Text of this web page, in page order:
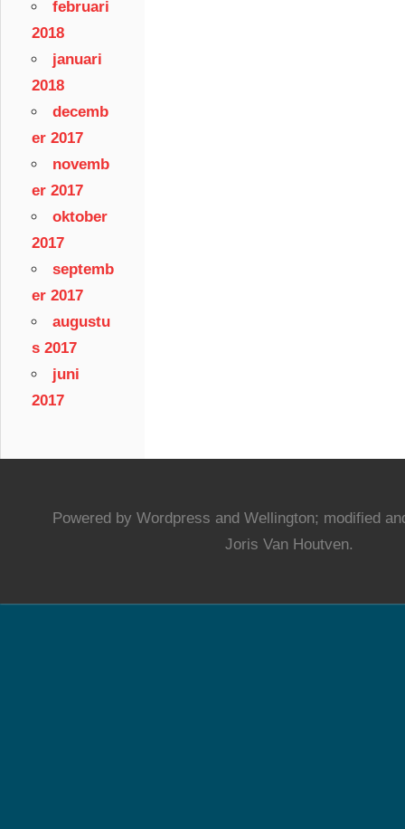
februari
2018
januari
2018
decemb
er 2017
novemb
er 2017
oktober
2017
septemb
er 2017
augustu
s 2017
juni
2017
Powered by Wordpress and Wellington; modified
Joris Van Houtven.